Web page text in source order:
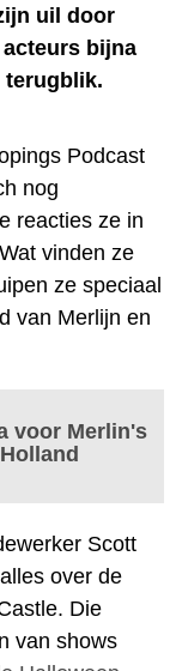
uil door
bijna
terugblik.
Podcast
nog
reacties ze in
vinden ze
ze speciaal
van Merlijn en
voor Merlin's
Scott
over de
Die
van shows